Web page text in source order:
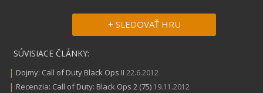
+ SLEDOVAŤ HRU
SÚVISIACE ČLÁNKY:
| Dojmy: Call of Duty Black Ops II 22.6.2012
| Recenzia: Call of Duty: Black Ops 2 (75) 19.11.2012